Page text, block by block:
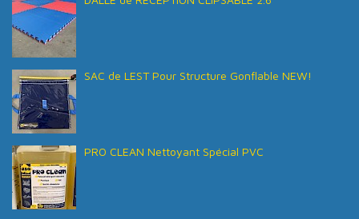
SAC de LEST Pour Structure Gonflable NEW!
PRO CLEAN Nettoyant Spécial PVC